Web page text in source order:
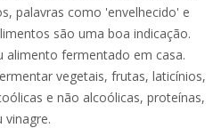
palavras como 'envelhecido' e
são uma boa indicação.
alimento fermentado em casa.
vegetais, frutas, laticínios,
e não alcoólicas, proteínas,